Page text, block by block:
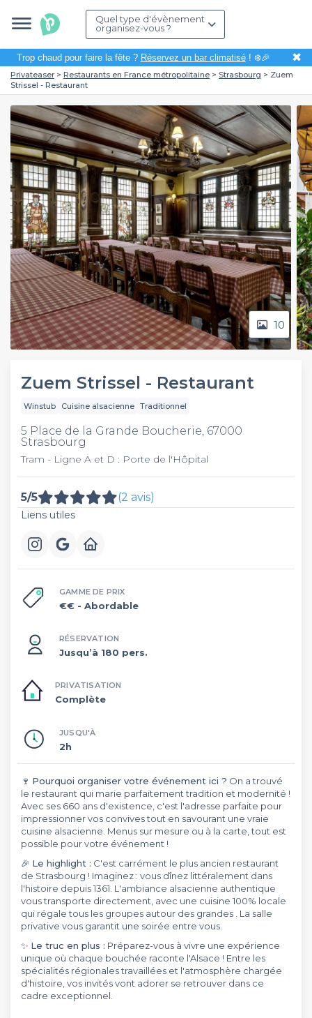
Quel type d'évènement
organisez-vous ?
Trop chaud pour faire la fête ? Réservez un bar climatisé! ❄️🎉 ✖
Privateaser Restaurants en France métropolitaine Strasbourg
Zuem
Strissel - Restaurant
10
Zuem Strissel - Restaurant
Winstub Cuisine alsacienne Traditionnel
5 Place de la Grande Boucherie, 67000
Strasbourg
Tram - Ligne A et D : Porte de l'Hôpital
5/5 (2 avis)
Liens utiles
GAMME DE PRIX
€€ - Abordable
RÉSERVATION
Jusqu’à 180 pers.
PRIVATISATION
Complète
JUSQU'À
2h
🍷 Pourquoi organiser votre événement ici ? On a trouvé
le restaurant qui marie parfaitement tradition et modernité !
Avec ses 660 ans d'existence, c'est l'adresse parfaite pour
impressionner vos convives tout en savourant une vraie
cuisine alsacienne. Menus sur mesure ou à la carte, tout est
possible pour votre événement !
🎉 Le highlight : C'est carrément le plus ancien restaurant
de Strasbourg ! Imaginez : vous dînez littéralement dans
l'histoire depuis 1361. L'ambiance alsacienne authentique
vous transporte directement, avec une cuisine 100% locale
qui régale tous les groupes autour des grandes . La salle
privative vous garantit une soirée entre vous.
✨ Le truc en plus : Préparez-vous à vivre une expérience
unique où chaque bouchée raconte l'Alsace ! Entre les
spécialités régionales travaillées et l'atmosphère chargée
d'histoire, vos invités vont adorer se retrouver dans ce
cadre exceptionnel.